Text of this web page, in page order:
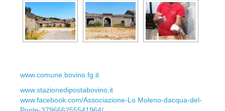
www.comune.bovino.fg.it
www.stazionedipostabovino.it
www.facebook.com/Associazione-Lo Moleno-dacqua-del-